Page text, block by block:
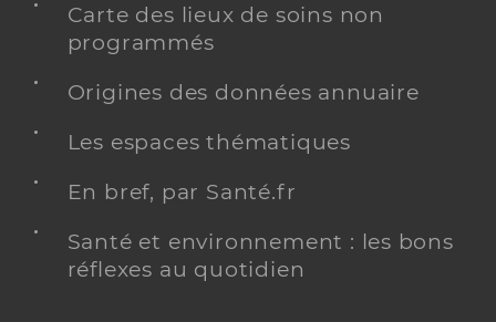
Carte des lieux de soins non
programmés
Origines des données annuaire
Les espaces thématiques
En bref, par Santé.fr
Santé et environnement : les bons
réflexes au quotidien